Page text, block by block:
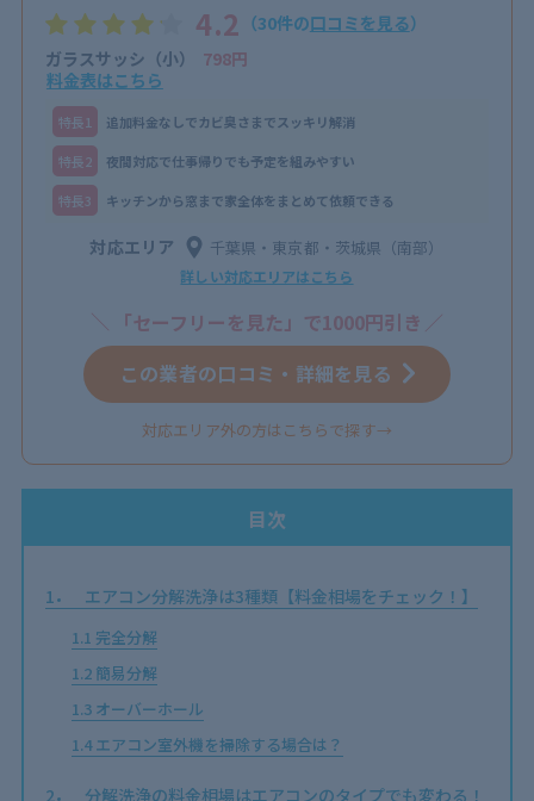
4.2 （30件の口コミを見る）
ガラスサッシ（小）
798円
料金表はこちら
特⻑1 追加料金なしでカビ臭さまでスッキリ解消
特⻑2 夜間対応で仕事帰りでも予定を組みやすい
特⻑3 キッチンから窓まで家全体をまとめて依頼できる
対応エリア 千葉県・東京都・茨城県（南部）
詳しい対応エリアはこちら
「セーフリーを見た」で1000円引き
この業者の口コミ・詳細を見る
対応エリア外の方はこちらで探す→
目次
1 エアコン分解洗浄は3種類【料金相場をチェック！】
1.1 完全分解
1.2簡易分解
1.3オーバーホール
1.4エアコン室外機を掃除する場合は？
2 分解洗浄の料金相場はエアコンのタイプでも変わる！